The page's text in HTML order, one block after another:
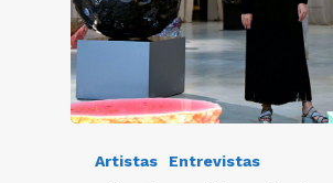
Artistas Entrevistas